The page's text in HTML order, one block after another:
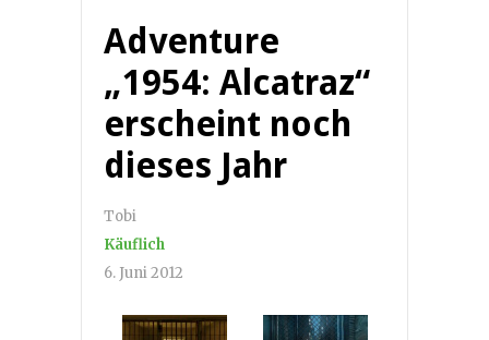
Adventure
„1954: Alcatraz“
erscheint noch
dieses Jahr
Tobi
Käuflich
6. Juni 2012